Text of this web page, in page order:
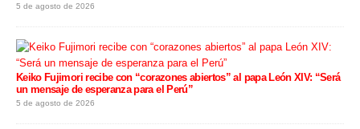
5 de agosto de 2026
Keiko Fujimori recibe con “corazones abiertos” al papa León XIV: “Será
un mensaje de esperanza para el Perú”
5 de agosto de 2026